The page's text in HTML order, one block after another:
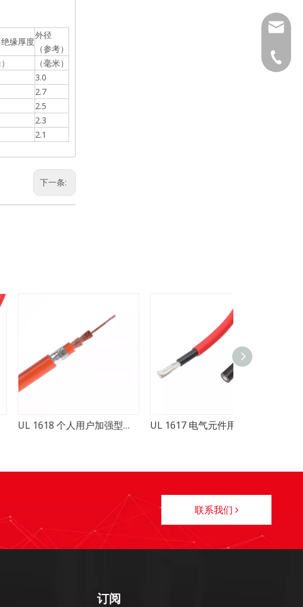
缘厚度
外径
（参考）
（毫米）
3.0
2.7
2.5
2.3
2.1
下一条:
UL 1618 个人用户加强型中压单导线 UL 1617 电气元件用加强连接单导线
0769-
联系我们
订阅